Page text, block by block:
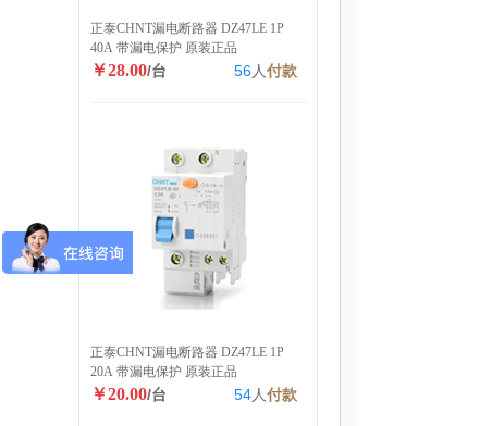
正泰CHNT漏电断路器 DZ47LE 1P
40A 带漏电保护 原装正品
￥28.00/台 56人付款
正泰CHNT漏电断路器 DZ47LE 1P
20A 带漏电保护 原装正品
￥20.00/台 54人付款